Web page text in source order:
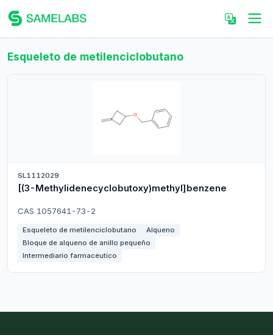
Esqueleto de metilenciclobutano
SL1112029
[(3-Methylidenecyclobutoxy)methyl]benzene
CAS 1057641-73-2
Esqueleto de metilenciclobutano
Alqueno
Bloque de alqueno de anillo pequeño
Intermediario farmacéutico